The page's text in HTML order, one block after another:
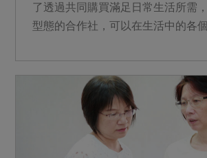
了透過共同購買滿足日常生活所需
型態的合作社，可以在生活中的各